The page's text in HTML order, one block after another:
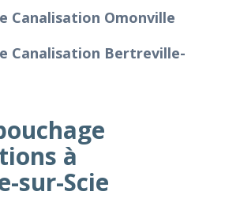
Canalisation Omonville
Canalisation Bertreville-
à
sur-Scie